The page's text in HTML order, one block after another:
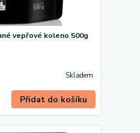
vepřové koleno 500g
Skladem
Přidat do košíku